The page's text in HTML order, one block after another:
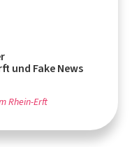
und Fake News
Rhein-Erft